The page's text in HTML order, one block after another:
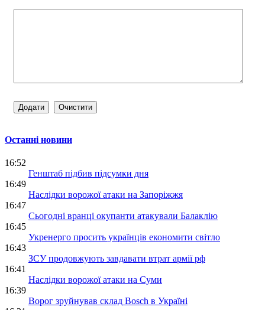
Останні новини
16:52
Генштаб підбив підсумки дня
16:49
Наслідки ворожої атаки на Запоріжжя
16:47
Сьогодні вранці окупанти атакували Балаклію
16:45
Укренерго просить українців економити світло
16:43
ЗСУ продовжують завдавати втрат армії рф
16:41
Наслідки ворожої атаки на Суми
16:39
Ворог зруйнував склад Bosch в Україні